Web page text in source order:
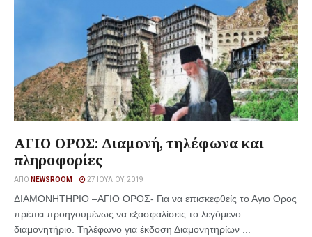
ΑΓΙΟ ΟΡΟΣ: Διαμονή, τηλέφωνα και
πληροφορίες
ΑΠΌ NEWSROOM 27 ΙΟΥΛΊΟΥ, 2019
ΔΙΑΜΟΝΗΤΗΡΙΟ –ΑΓΙΟ ΟΡΟΣ- Για να επισκεφθείς το Αγιο Ορος
πρέπει προηγουμένως να εξασφαλίσεις το λεγόμενο
διαμονητήριο. Τηλέφωνο για έκδοση Διαμονητηρίων ...